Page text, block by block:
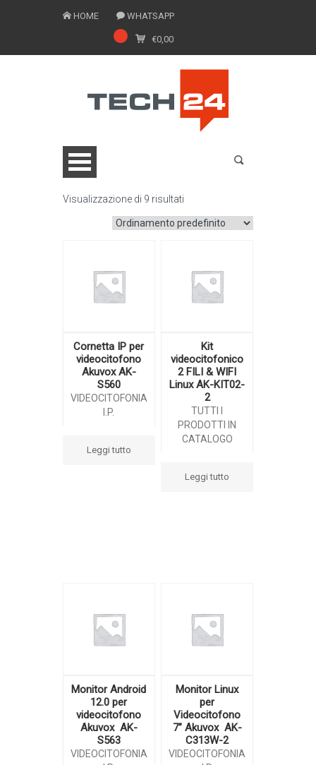
HOME WHATSAPP
€0,00
0775 1543201
CATALOGO ONLINE
Visualizzazione di 9 risultati
Cornetta IP per
videocitofono
Akuvox AK-
S560
VIDEOCITOFONIA
I.P.
Leggi tutto
Kit
videocitofonico
2 FILI & WIFI
Linux AK-KIT02-
2
TUTTI I
PRODOTTI IN
CATALOGO
Leggi tutto
Monitor Android
12.0 per
videocitofono
Akuvox AK-
S563
VIDEOCITOFONIA
Monitor Linux
per
Videocitofono
7” Akuvox AK-
C313W-2
VIDEOCITOFONIA